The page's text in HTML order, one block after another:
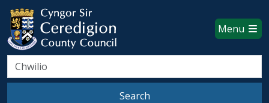
Skip to main content
Ceredigion County Council
Menu
Search
Search